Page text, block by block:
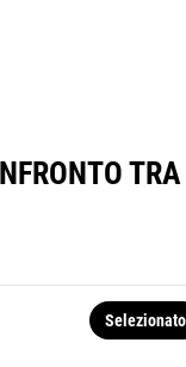
Selezionato